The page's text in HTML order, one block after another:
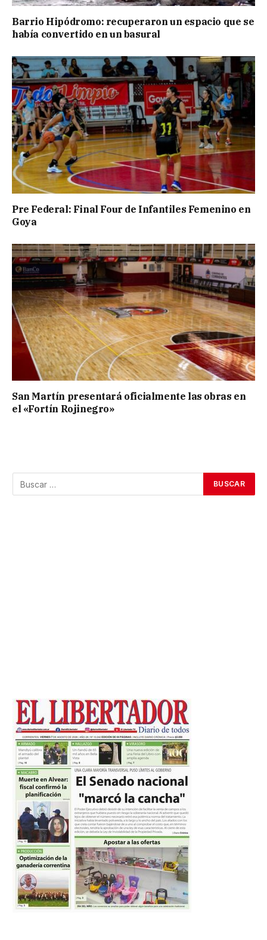
Barrio Hipódromo: recuperaron un espacio que se
había convertido en un basural
Pre Federal: Final Four de Infantiles Femenino en
Goya
San Martín presentará oficialmente las obras en
el «Fortín Rojinegro»